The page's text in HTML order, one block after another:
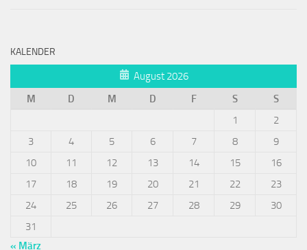
KALENDER
August 2026
M
D M D F S
S
1
2
3
4 5 6 7 8
9
10
11 12 13 14 15
16
17
18 19 20 21 22
23
24
25 26 27 28 29
30
31
« März